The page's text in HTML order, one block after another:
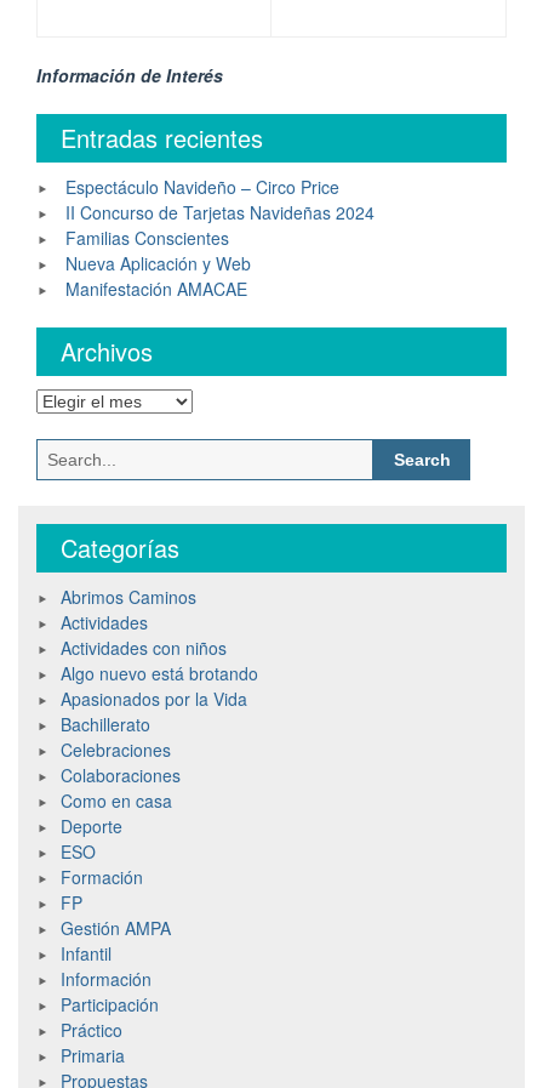
Información de Interés
Entradas recientes
Espectáculo Navideño – Circo Price
II Concurso de Tarjetas Navideñas 2024
Familias Conscientes
Nueva Aplicación y Web
Manifestación AMACAE
Archivos
Categorías
Abrimos Caminos
Actividades
Actividades con niños
Algo nuevo está brotando
Apasionados por la Vida
Bachillerato
Celebraciones
Colaboraciones
Como en casa
Deporte
ESO
Formación
FP
Gestión AMPA
Infantil
Información
Participación
Práctico
Primaria
Propuestas